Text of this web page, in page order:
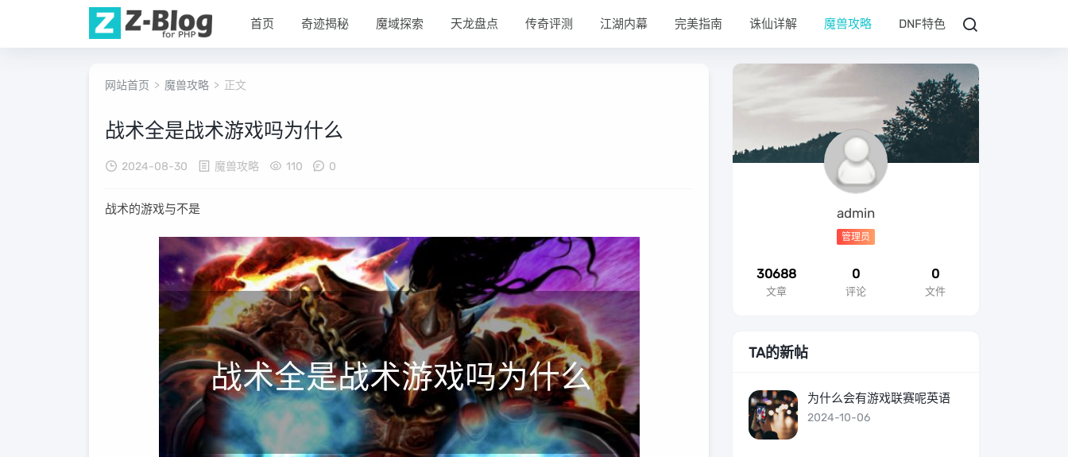
首页 奇迹揭秘 魔域探索 天龙盘点 传奇评测 江湖内幕 完美指南 诛仙详解 魔兽攻略 DNF特色
网站首页 > 魔兽攻略 > 正文
战术全是战术游戏吗为什么
2024-08-30 魔兽攻略 110 0
战术的游戏与不是 admin
管理员
30688
文章
0
评论
0
文件
TA的新帖
为什么会有游戏联赛呢英语
2024-10-06